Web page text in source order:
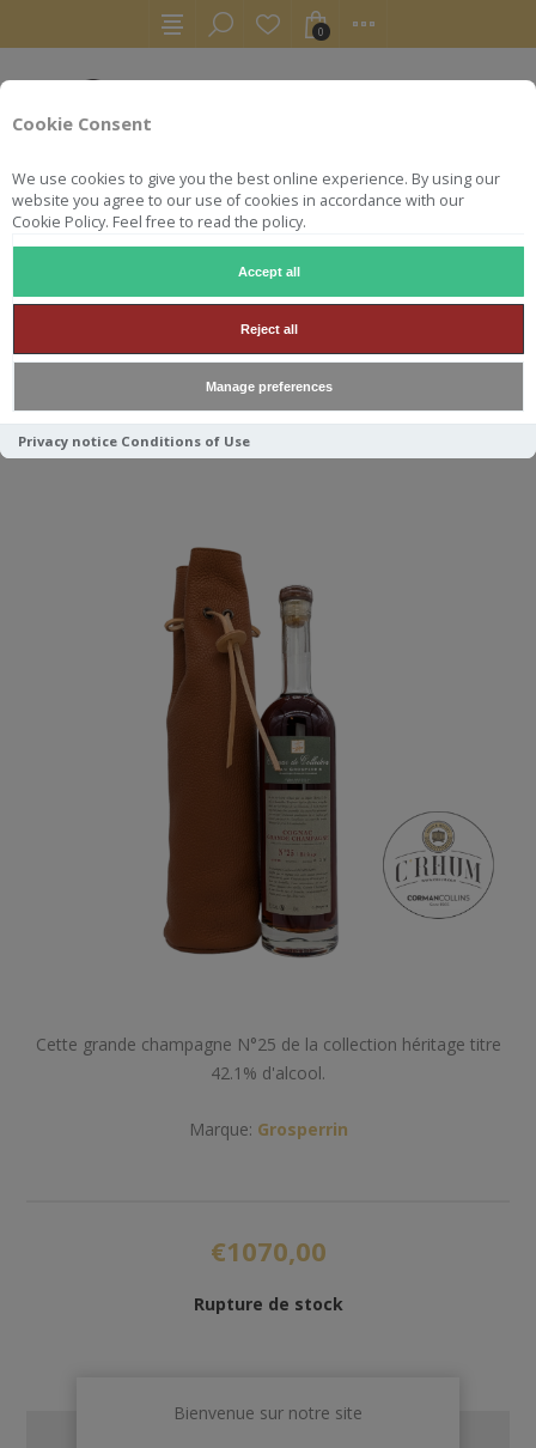
Cookie Consent
We use cookies to give you the best online experience. By using our
website you agree to our use of cookies in accordance with our
Cookie Policy. Feel free to read the policy.
Accept all
Reject all
Manage preferences
Privacy notice Conditions of Use
0
COGNAC GROSPERRIN N°25
GRANDE CHAMPAGNE 42.1°
70CL
Cette grande champagne N°25 de la collection héritage titre
42.1% d'alcool.
Marque: Grosperrin
€1070,00
Rupture de stock
Bienvenue sur notre site